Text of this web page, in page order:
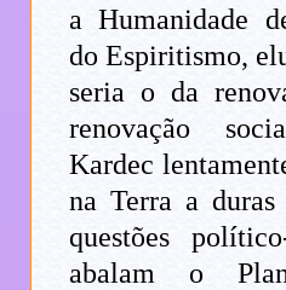
a Humanidade
do Espiritismo,
seria o da
renovação
Kardec
na Terra a duras
questões
abalam o